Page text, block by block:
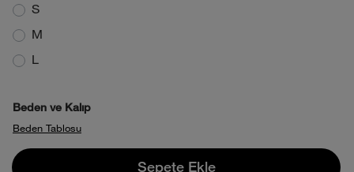
S
M
L
Beden ve Kalıp
Beden Tablosu
Sepete Ekle
Sepete Ekle